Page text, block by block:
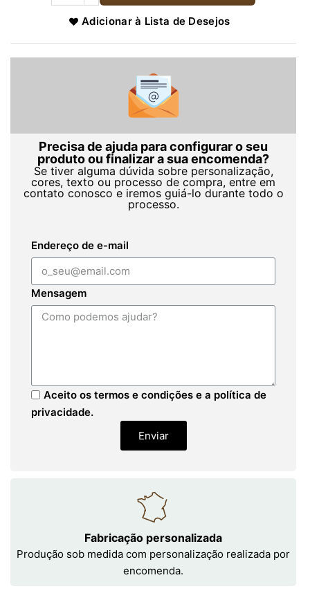
Adicionar à Lista de Desejos
Precisa de ajuda para configurar o seu
produto ou finalizar a sua encomenda?
Se tiver alguma dúvida sobre personalização,
cores, texto ou processo de compra, entre em
contato conosco e iremos guiá-lo durante todo o
processo.
Endereço de e-mail
Mensagem
Aceito os termos e condições e a política de
privacidade.
Enviar
Fabricação personalizada
Produção sob medida com personalização realizada por
encomenda.